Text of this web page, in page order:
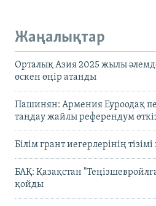
Жаңалықтар
Орталық Азия 2025 жылы
өскен өңір атанды
Пашинян: Армения Еуроодақ
таңдау жайлы референдум
Білім грант иегерлерінің
БАҚ: Қазақстан
қойды